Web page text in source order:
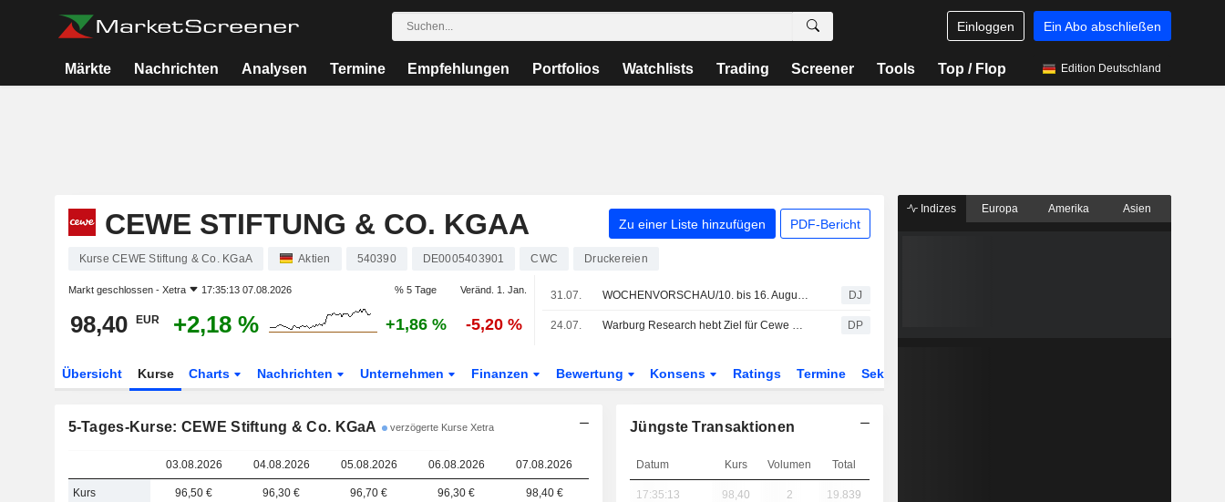
Einloggen Ein Abo abschließen
Märkte Nachrichten Analysen Termine Empfehlungen Portfolios Watchlists Trading Screener Tools Top / Flop Edition Deutschland
CEWE STIFTUNG & CO. KGAA Zu einer Liste hinzufügen PDF-Bericht
Kurse CEWE Stiftung & Co. KGaA Aktien 540390 DE0005403901 CWC Druckereien
Markt geschlossen - Xetra 17:35:13 07.08.2026 % 5 Tage Veränd. 1. Jan.
98,40 EUR +2,18 % +1,86 % -5,20 %
31.07. WOCHENVORSCHAU/10. bis 16. August 2026 (33. KW) DJ
24.07. Warburg Research hebt Ziel für Cewe auf 158 Euro - 'Buy' DP
Übersicht Kurse Charts Nachrichten Unternehmen Finanzen Bewertung Konsens Ratings Termine Sektor
5-Tages-Kurse: CEWE Stiftung & Co. KGaA verzögerte Kurse Xetra
03.08.2026 04.08.2026 05.08.2026 06.08.2026 07.08.2026
Kurs 96,50 € 96,30 € 96,70 € 96,30 € 98,40 €
Jüngste Transaktionen
Datum Kurs Volumen Total
17:35:13 98,40 2 19.839
Indizes Europa Amerika Asien